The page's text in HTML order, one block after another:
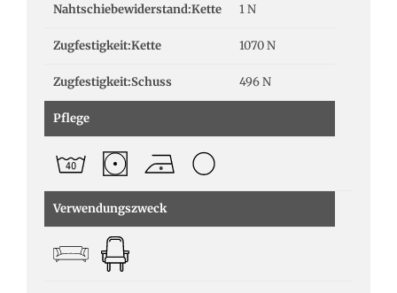
Nahtschiebewiderstand:Kette 1 N
Zugfestigkeit:Kette 1070 N
Zugfestigkeit:Schuss 496 N
Pflege
Verwendungszweck